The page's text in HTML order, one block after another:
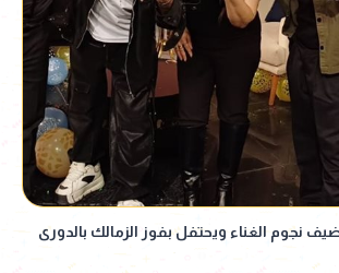
نجوم الغناء ويحتفل بفوز الزمالك بالدورى